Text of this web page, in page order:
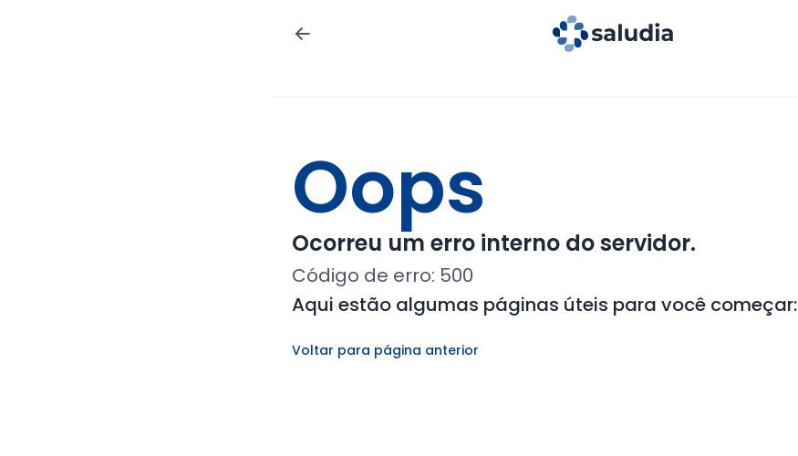
Oops
Ocorreu um erro interno do servidor.
Código de erro: 500
Aqui estão algumas páginas úteis para você começar:
Voltar para página anterior